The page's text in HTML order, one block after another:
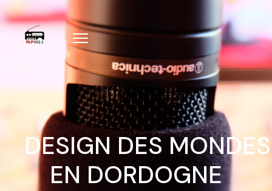
DESIGN DES
EN DORDOGNE